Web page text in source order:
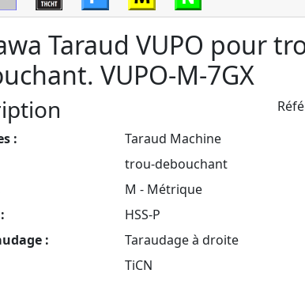
Taraud VUPO pour
VUPO-M-7GX
:
Taraud Machine
trou-debouchant
M - Métrique
HSS-P
:
Taraudage à droite
TiCN